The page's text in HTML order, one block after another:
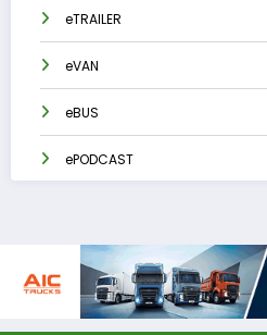
eTRAILER
eVAN
eBUS
ePODCAST